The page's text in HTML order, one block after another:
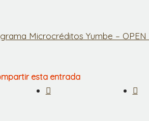
Microcréditos Yumbe – OPEN
esta entrada